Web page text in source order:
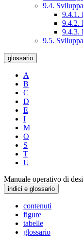
9.4.
9.4.1.
9.4.2.
9.4.3.
9.5.
glossario
A
B
C
D
E
I
M
O
S
T
U
Manuale operativo di
indici e glossario
contenuti
figure
tabelle
glossario